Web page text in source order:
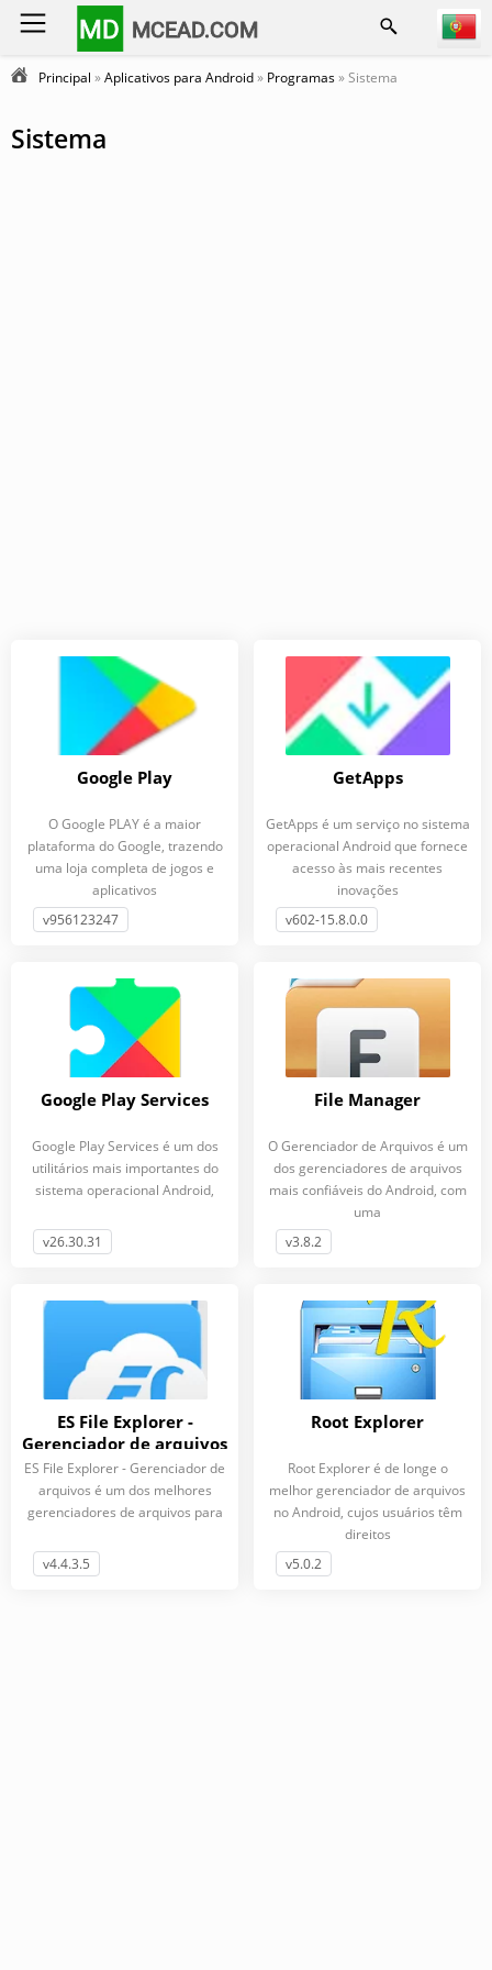
MD MCEAD.COM
Principal »Aplicativos para Android» Programas» Sistema
Sistema
Google Play
O Google PLAY é a maior
plataforma do Google, trazendo
uma loja completa de jogos e
aplicativos
v956123247
GetApps
GetApps é um serviço no sistema
operacional Android que fornece
acesso às mais recentes
inovações
v602-15.8.0.0
Google Play Services
Google Play Services é um dos
utilitários mais importantes do
sistema operacional Android,
v26.30.31
File Manager
O Gerenciador de Arquivos é um
dos gerenciadores de arquivos
mais confiáveis do Android, com
uma
v3.8.2
ES File Explorer -
Gerenciador de arquivos
(Unlocked)
ES File Explorer - Gerenciador de
arquivos é um dos melhores
gerenciadores de arquivos para
v4.4.3.5
Root Explorer
Root Explorer é de longe o
melhor gerenciador de arquivos
no Android, cujos usuários têm
direitos
v5.0.2